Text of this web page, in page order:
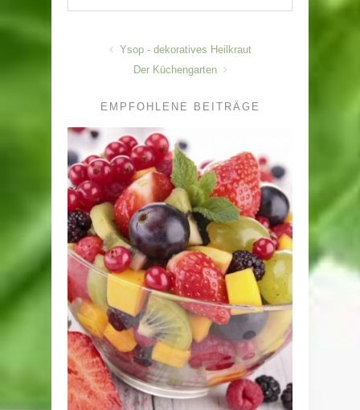
Ysop - dekoratives Heilkraut
Der Küchengarten
EMPFOHLENE BEITRÄGE